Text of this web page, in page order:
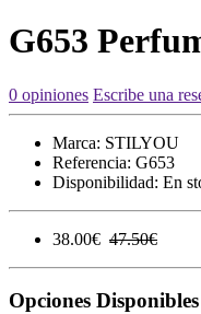
G653
0 opiniones Escribe una
Marca: STILYOU
Referencia: G653
Disponibilidad: En
38.00€ 47.50€
Opciones Disponibles